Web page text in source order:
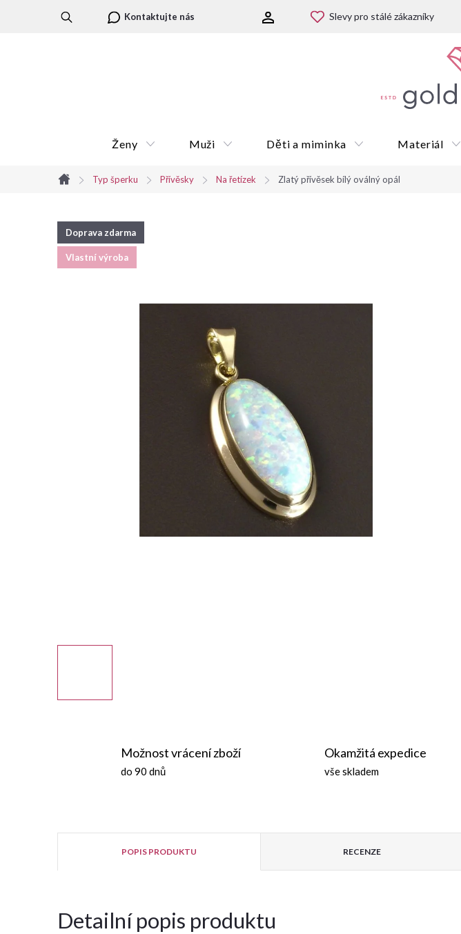
Kontaktujte nás Slevy pro stálé zákazníky
Ženy
Muži Děti a miminka Materiál
Domů
Typ šperku Přívěsky Na řetízek Zlatý přívěsek bílý oválný opál
Doprava zdarma
Vlastní výroba
Možnost vrácení zboží
do 90 dnů
Okamžitá expedice
vše skladem
POPIS PRODUKTU RECENZE
Detailní popis produktu